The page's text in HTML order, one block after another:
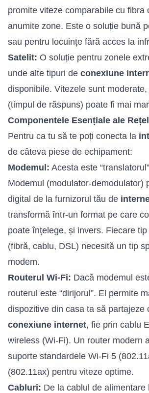
promite viteze comparabile cu fibra
anumite zone. Este o soluție bună
sau pentru locuințe fără acces la
Satelit: O soluție pentru zonele
unde alte tipuri de conexiune
disponibile. Vitezele sunt
(timpul de răspuns) poate fi mai
Componentele Esențiale ale
Pentru ca tu să te poți conecta la
de câteva piese de echipament:
Modemul: Acesta este
Modemul (modulator-demodulator)
digital de la furnizorul tău de
transformă într-un format pe care
poate înțelege, și invers. Fiecare tip
(fibră, cablu, DSL) necesită un tip
modem.
Routerul Wi-Fi: Dacă modemul
routerul este “dirijorul”. El permite
dispozitive din casa ta să partajeze
conexiune internet, fie prin cablu
wireless (Wi-Fi). Un router modern
suporte standardele Wi-Fi 5
(802.11ax) pentru viteze optime.
Cabluri: De la cablul de alimentare